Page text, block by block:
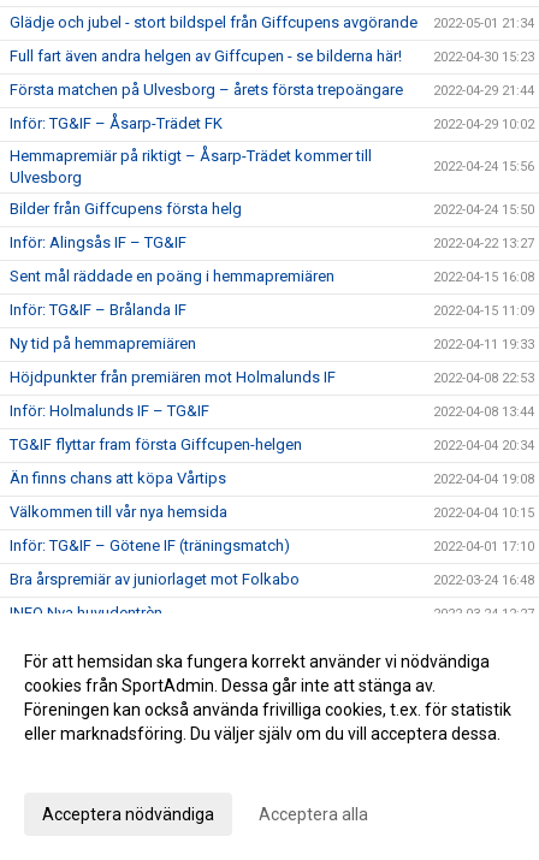
Glädje och jubel - stort bildspel från Giffcupens avgörande 2022-05-01 21:34
Full fart även andra helgen av Giffcupen - se bilderna här! 2022-04-30 15:23
Första matchen på Ulvesborg – årets första trepoängare 2022-04-29 21:44
Inför: TG&IF – Åsarp-Trädet FK 2022-04-29 10:02
Hemmapremiär på riktigt – Åsarp-Trädet kommer till
Ulvesborg
2022-04-24 15:56
Bilder från Giffcupens första helg 2022-04-24 15:50
Inför: Alingsås IF – TG&IF 2022-04-22 13:27
Sent mål räddade en poäng i hemmapremiären 2022-04-15 16:08
Inför: TG&IF – Brålanda IF 2022-04-15 11:09
Ny tid på hemmapremiären 2022-04-11 19:33
Höjdpunkter från premiären mot Holmalunds IF 2022-04-08 22:53
Inför: Holmalunds IF – TG&IF 2022-04-08 13:44
TG&IF flyttar fram första Giffcupen-helgen 2022-04-04 20:34
Än finns chans att köpa Vårtips 2022-04-04 19:08
Välkommen till vår nya hemsida 2022-04-04 10:15
Inför: TG&IF – Götene IF (träningsmatch) 2022-04-01 17:10
Bra årspremiär av juniorlaget mot Folkabo 2022-03-24 16:48
INFO Nya huvudentrèn 2022-03-24 12:27
Inför: Husqvarna FF – TG&IF
Inför: TG&IF – IK Gauthiod (träningsmatch) 2022-03-05 07:33
Inför: TG&IF – Vänersborgs FK (träningsmatch)
För att hemsidan ska fungera korrekt använder vi nödvändiga
cookies från SportAdmin. Dessa går inte att stänga av.
Föreningen kan också använda frivilliga cookies, t.ex. för statistik
eller marknadsföring. Du väljer själv om du vill acceptera dessa.
Acceptera nödvändiga Acceptera alla